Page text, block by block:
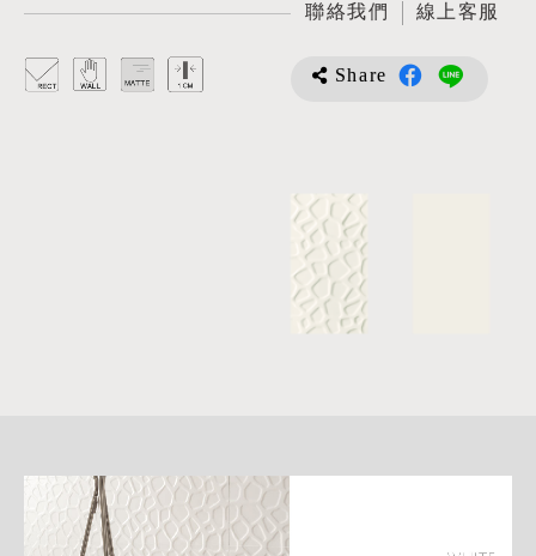
聯絡我們 線上客服
Share
詳
細